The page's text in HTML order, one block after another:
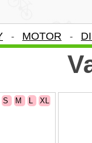
- MOTOR -
S M L XL